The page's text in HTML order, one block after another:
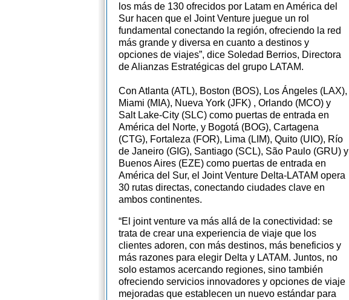
los más de 130 ofrecidos por Latam en América del
Sur hacen que el Joint Venture juegue un rol
fundamental conectando la región, ofreciendo la red
más grande y diversa en cuanto a destinos y
opciones de viajes”, dice Soledad Berrios, Directora
de Alianzas Estratégicas del grupo LATAM.
Con Atlanta (ATL), Boston (BOS), Los Ángeles (LAX),
Miami (MIA), Nueva York (JFK) , Orlando (MCO) y
Salt Lake-City (SLC) como puertas de entrada en
América del Norte, y Bogotá (BOG), Cartagena
(CTG), Fortaleza (FOR), Lima (LIM), Quito (UIO), Río
de Janeiro (GIG), Santiago (SCL), São Paulo (GRU) y
Buenos Aires (EZE) como puertas de entrada en
América del Sur, el Joint Venture Delta-LATAM opera
30 rutas directas, conectando ciudades clave en
ambos continentes.
“El joint venture va más allá de la conectividad: se
trata de crear una experiencia de viaje que los
clientes adoren, con más destinos, más beneficios y
más razones para elegir Delta y LATAM. Juntos, no
solo estamos acercando regiones, sino también
ofreciendo servicios innovadores y opciones de viaje
mejoradas que establecen un nuevo estándar para